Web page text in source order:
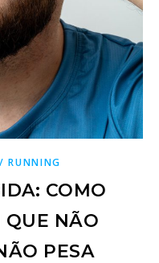
RUNNING
COMO
QUE NÃO
PESA